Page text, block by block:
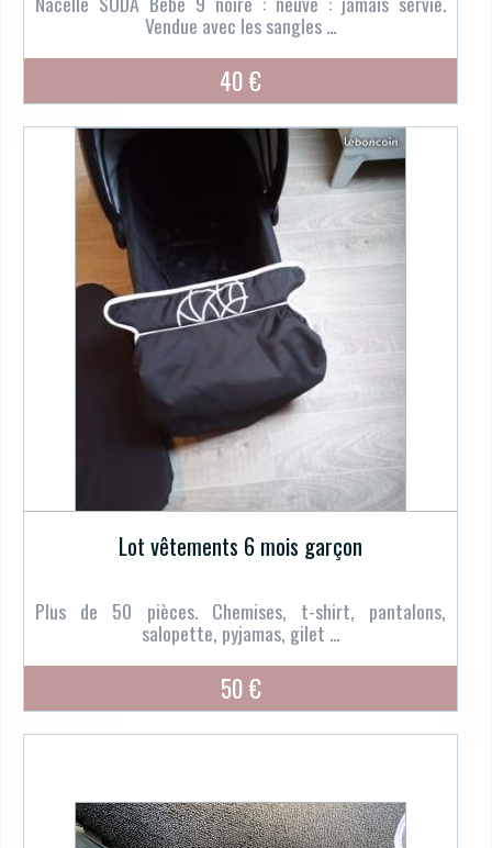
Vendue avec les sangles ...
40 €
Lot vêtements 6 mois garçon
Plus de 50 pièces. Chemises, t-shirt, pantalons,
salopette, pyjamas, gilet ...
50 €